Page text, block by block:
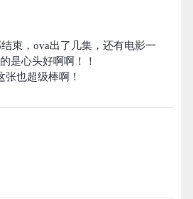
束，ova出了几集，还有电影一
是心头好啊啊！！